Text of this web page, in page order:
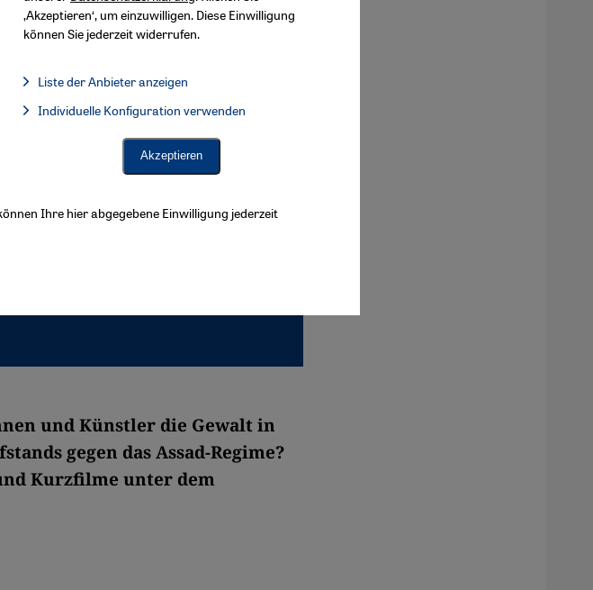
und Künstler die Gewalt in
gegen das Assad-Regime?
Kurzfilme unter dem
‚Akzeptieren‘, um einzuwilligen. Diese Einwilligung
können Sie jederzeit widerrufen.
Liste der Anbieter anzeigen
Facebook Embed / Facebook Connect, Google Maps Embed, Google Tag Manager, Instagram Embed,
Individuelle Konfiguration verwenden
Akzeptieren
Ihre hier abgegebene Einwilligung jederzeit